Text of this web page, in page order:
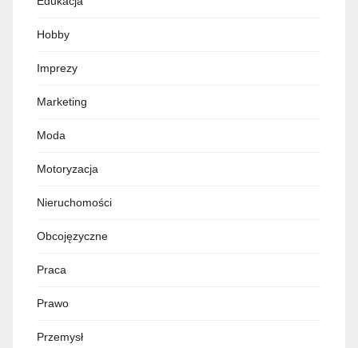
Hobby
Imprezy
Marketing
Moda
Motoryzacja
Nieruchomości
Obcojęzyczne
Praca
Prawo
Przemysł